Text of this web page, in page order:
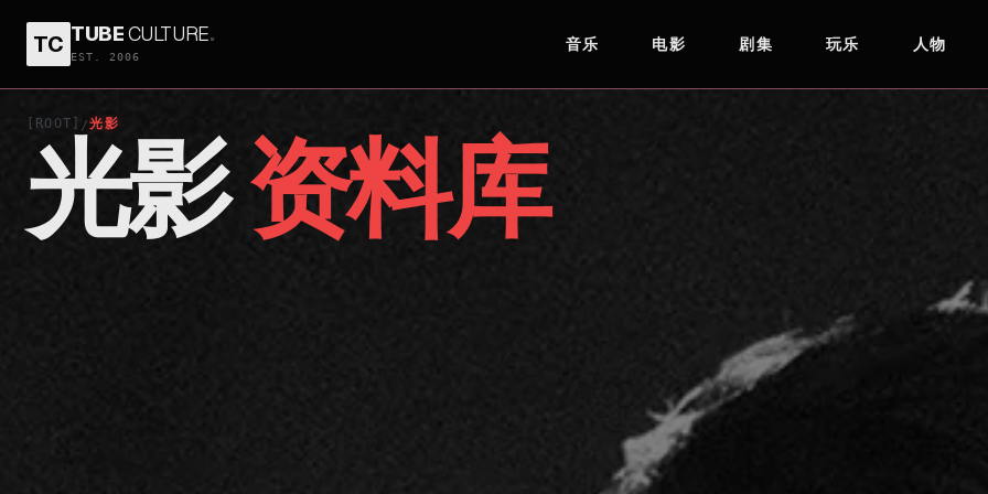
TC TUBECULTURE.
EST. 2006
音乐 电影 剧集 玩乐 人物
[ROOT] /光影
光影资料库